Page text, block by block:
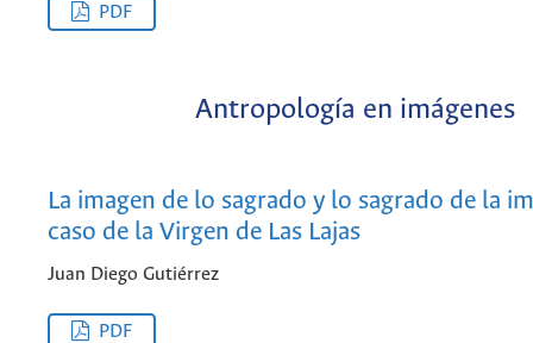
PDF
Antropología en imágenes
La imagen de lo sagrado y lo sagrado de la
caso de la Virgen de Las Lajas
Juan Diego Gutiérrez
PDF